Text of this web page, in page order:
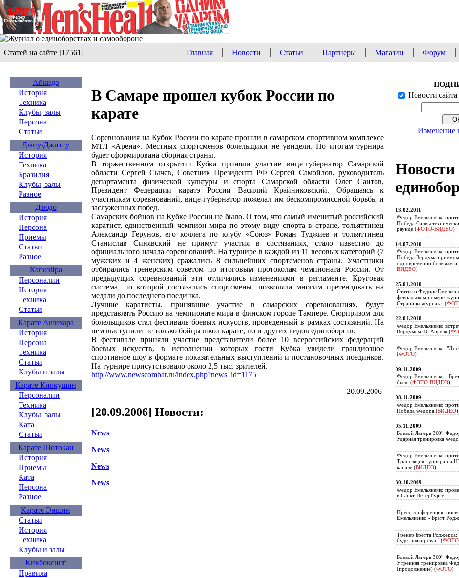
Статей на сайте [17561] Главная Новости Статьи Партнеры Магазин Форум
Айкидо
История
Техника
Клубы, залы
Персона
Статьи
Джиу-Джитсу
История
Техника
Бразилия
Клубы, залы
Разное
Дзюдо
История
Персона
Приемы
Статьи
Разное
Капоэйра
Персоналии
История
Техника
Статьи
Карате Ашихара
История
Персона
Техника
Статьи
Клубы и залы
Карате Киокушин
Персоналии
Техника
Клубы, залы
Ката
Статьи
Карате Шотокан
История
Приемы
Ката
Персона
Разное
Карате Эншин
Статьи
История
Техника
Клубы и залы
Кикбоксинг
Правила
В Самаре прошел кубок России по
карате
Соревнования на Кубок России по карате прошли в самарском спортивном комплексе
МТЛ «Арена». Местных спортсменов болельщики не увидели. По итогам турнира
будет сформирована сборная страны.
В торжественном открытии Кубка приняли участие вице-губернатор Самарской
области Сергей Сычев, Советник Президента РФ Сергей Самойлов, руководитель
департамента физической культуры и спорта Самарской области Олег Саитов,
Президент Федерации каратэ России Василий Крайниковский. Обращаясь к
участникам соревнований, вице-губернатор пожелал им бескомпромиссной борьбы и
заслуженных побед.
Самарских бойцов на Кубке России не было. О том, что самый именитый российский
каратист, единственный чемпион мира по этому виду спорта в стране, тольяттинец
Александр Герунов, его коллега по клубу «Союз» Роман Туджиев и тольяттинец
Станислав Синявский не примут участия в состязаниях, стало известно до
официального начала соревнований. На турнире в каждой из 11 весовых категорий (7
мужских и 4 женских) сражались 8 сильнейших спортсменов страны. Участники
отбирались тренерским советом по итоговым протоколам чемпионата России. От
предыдущих соревнований эти отличались изменениями в регламенте. Круговая
система, по которой состязались спортсмены, позволяла многим претендовать на
медали до последнего поединка.
Лучшие каратисты, принявшие участие в самарских соревнованиях, будут
представлять Россию на чемпионате мира в финском городе Тампере. Сюрпризом для
болельщиков стал фестиваль боевых искусств, проведенный в рамках состязаний. На
нем выступили не только бойцы школ карате, но и других видов единоборств.
В фестивале приняли участие представители более 10 всероссийских федераций
боевых искусств, в исполнении которых гости Кубка увидели грандиозное
спортивное шоу в формате показательных выступлений и постановочных поединков.
На турнире присутствовало около 2,5 тыс. зрителей.
http://www.newscombat.ru/index.php?news_id=1175
20.09.2006
[20.09.2006] Новости:
News
News
News
News
Новости
Изменение
Новости
13.02.2011
Федор Емельяненко
Победа Силвы
раунде (ФОТО-ВИДЕО)
14.07.2010
Федор Емельяненко
Победа Вердума
одновременно болевым
ВИДЕО)
25.01.2010
Статья о Федоре
февральском номере
Страницы журнала. (
22.01.2010
Фёдор Емельяненко
Вердумом 16 Апреля (
Федор Емельяненко.
(ФОТО)
09.11.2009
Фёдор Емельяненко -
было (ФОТО-ВИДЕО)
08.11.2009
Федор Емельяненко
Победа Федора (ВИДЕО)
05.11.2009
Боевой Лагерь 360':
Ударная тренировка
Федор Емельяненко
Трансляция турнира
канале (ВИДЕО)
30.10.2009
Федор Емельяненко
в Санкт-Петербурге
Пресс-конференция,
Емельяненко - Бретт
Тренер Бретта
будет шокирован" (ФОТО
Боевой Лагерь 360':
Утренняя тренировка
(продолжение) (ФОТО)